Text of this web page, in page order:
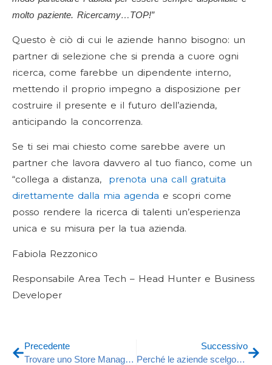
molto paziente. Ricercamy…TOP!”
Questo è ciò di cui le aziende hanno bisogno: un
partner di selezione che si prenda a cuore ogni
ricerca, come farebbe un dipendente interno,
mettendo il proprio impegno a disposizione per
costruire il presente e il futuro dell’azienda,
anticipando la concorrenza.
Se ti sei mai chiesto come sarebbe avere un
partner che lavora davvero al tuo fianco, come un
“collega a distanza, prenota una call gratuita
direttamente dalla mia agenda e scopri come
posso rendere la ricerca di talenti un’esperienza
unica e su misura per la tua azienda.
Fabiola Rezzonico
Responsabile Area Tech – Head Hunter e Business
Developer
Precedente
Trovare uno Store Manager: La Guida Essenziale
Successivo
Perché le aziende scelgono Ricercamy